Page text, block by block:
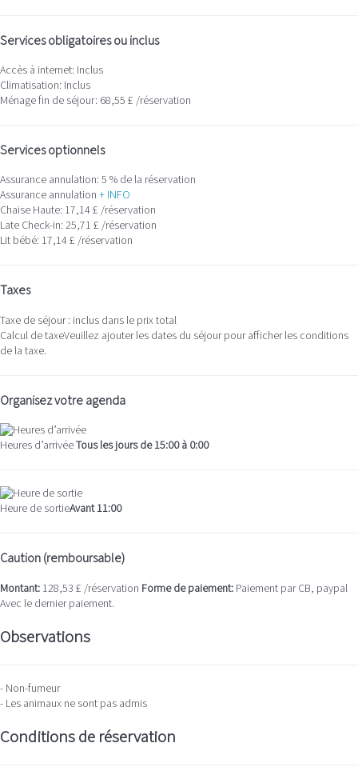
Services obligatoires ou inclus
Accès à internet: Inclus
Climatisation: Inclus
Ménage fin de séjour: 68,55 £ /réservation
Services optionnels
Assurance annulation: 5 % de la réservation
Assurance annulation + INFO
Chaise Haute: 17,14 £ /réservation
Late Check-in: 25,71 £ /réservation
Lit bébé: 17,14 £ /réservation
Taxes
Taxe de séjour : inclus dans le prix total
Calcul de taxeVeuillez ajouter les dates du séjour pour afficher les conditions
de la taxe.
Organisez votre agenda
Heures d’arrivéeTous les jours de 15:00 à 0:00
Heure de sortieAvant 11:00
Caution (remboursable)
Montant: 128,53 £ /réservation Forme de paiement: Paiement par CB, paypal
Avec le dernier paiement.
Observations
- Non-fumeur
- Les animaux ne sont pas admis
Conditions de réservation